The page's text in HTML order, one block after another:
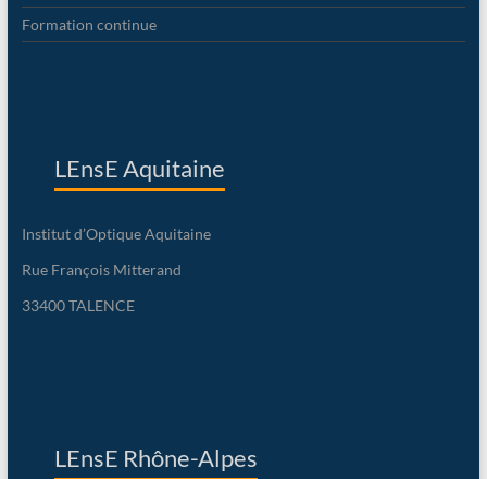
Formation continue
LEnsE Aquitaine
Institut d’Optique Aquitaine
Rue François Mitterand
33400 TALENCE
LEnsE Rhône-Alpes